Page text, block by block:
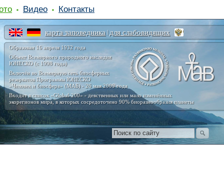
карта заповедника | для слабовидящих
Образован 16 апреля 1932 года
Объект Всемирного природного наследия
ЮНЕСКО (с 1998 года)
Включён во Всемирную сеть биосферных
резерватов Программы ЮНЕСКО
«Человек и биосфера» (МАБ) - 26 мая 2009 года
Входит в список «Global-200» - девственных или мало изменённых
экорегионов мира, в которых сосредоточено 90% биоразнообразия планеты
Видео Контакты